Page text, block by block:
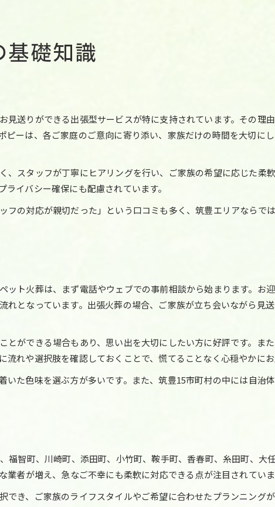
後の服装マナーと注意点を解説
の持ち込み対応とマナー総まとめ
信頼できるペット火葬業者の特徴
けじゃない業者選びの豆知識
スターの火葬で注意すること
の供養方法と地域ごとの違い
口コミや経験談から学ぶ注意点
ット火葬事情を探る
口コミから見る筑豊エリアの傾向
評価されるペット火葬業者の実態
町などの口コミで探る火葬事情
金や持ち込み対応を比較
ペット火葬料金を分かりやすく比較
基礎知識
送りができる出張型サービスが特に支持されています。その理
ーは、各ご家庭のご意向に寄り添い、家族だけの時間を大切に
スタッフが丁寧にヒアリングを行い、ご家族の希望に応じた柔
イバシー確保にも配慮されています。
の対応が親切だった」という口コミも多く、筑豊エリアならで
ト火葬は、まず電話やウェブでの事前相談から始まります。お
となっています。出張火葬の場合、ご家族が立ち会いながら見
ができる場合もあり、思い出を大切にしたい方に好評です。ま
れや選択肢を確認しておくことで、慌てることなく心穏やかにお
た色味を選ぶ方が多いです。また、筑豊15市町村の中には自治
智町、川崎町、添田町、小竹町、鞍手町、香春町、糸田町、大
者が増え、急なご不幸にも柔軟に対応できる点が注目されていま
き、ご家族のライフスタイルやご希望に合わせたプランニング